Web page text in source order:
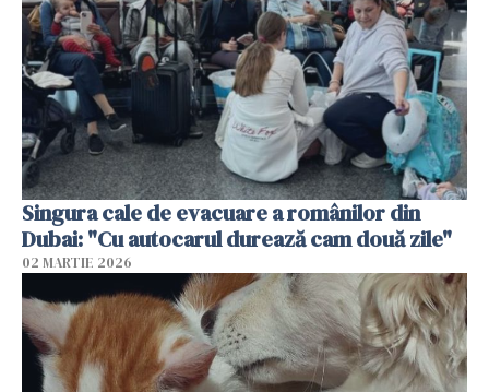
Singura cale de evacuare a românilor din
Dubai: "Cu autocarul durează cam două zile"
02 MARTIE 2026